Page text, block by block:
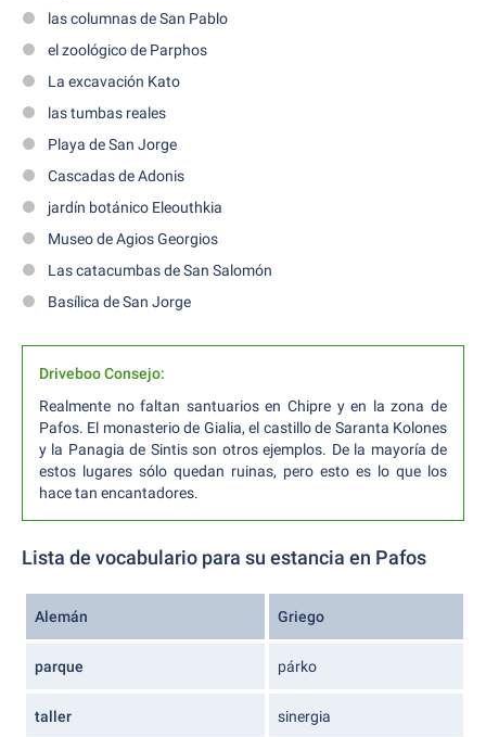
las columnas de San Pablo
el zoológico de Parphos
La excavación Kato
las tumbas reales
Playa de San Jorge
Cascadas de Adonis
jardín botánico Eleouthkia
Museo de Agios Georgios
Las catacumbas de San Salomón
Basílica de San Jorge
Driveboo Consejo:
Realmente no faltan santuarios en Chipre y en la zona de
Pafos. El monasterio de Gialia, el castillo de Saranta Kolones
y la Panagia de Sintis son otros ejemplos. De la mayoría de
estos lugares sólo quedan ruinas, pero esto es lo que los
hace tan encantadores.
Lista de vocabulario para su estancia en Pafos
Alemán Griego
parque párko
taller sinergia